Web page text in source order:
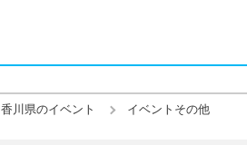
香川県のイベント イベントその他